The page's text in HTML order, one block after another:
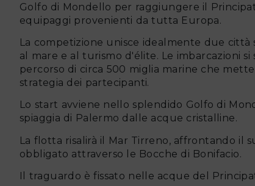
Golfo di Mondello per raggiungere il
equipaggi provenienti da tutta Europa.
La competizione unisce idealmente due
al mare e al turismo d'élite. Le imbarcazioni si
percorso di circa 500 miglia marine che
strategia dei partecipanti.
Lo start avviene nello splendido Golfo di
spiaggia di Palermo dalle acque cristalline.
La flotta risalirà il Mar Tirreno, affrontando il
obbligato attraverso le Bocche di Bonifacio.
Il traguardo è fissato nelle acque del